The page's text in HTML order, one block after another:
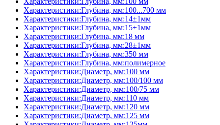
Характеристики:Глубина, мм:100...700 мм
Характеристики:Глубина, мм:14±1мм
Характеристики:Глубина, мм:15±1мм
Характеристики:Глубина, мм:18 мм
Характеристики:Глубина, мм:28±1мм
Характеристики:Глубина, мм:350 мм
Характеристики:Глубина, мм:полимерное
Характеристики:Диаметр, мм:100 мм
Характеристики:Диаметр, мм:100/100 мм
Характеристики:Диаметр, мм:100/75 мм
Характеристики:Диаметр, мм:110 мм
Характеристики:Диаметр, мм:120 мм
Характеристики:Диаметр, мм:125 мм